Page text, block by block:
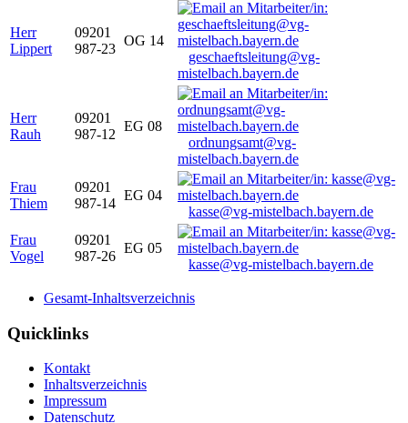
Herr
Lippert
09201
987-23
OG 14
geschaeftsleitung@vg-
mistelbach.bayern.de
Herr
Rauh
09201
987-12
EG 08
ordnungsamt@vg-
mistelbach.bayern.de
Frau
Thiem
09201
987-14
EG 04
kasse@vg-mistelbach.bayern.de
Frau
Vogel
09201
987-26
EG 05
kasse@vg-mistelbach.bayern.de
Gesamt-Inhaltsverzeichnis
Quicklinks
Kontakt
Inhaltsverzeichnis
Impressum
Datenschutz